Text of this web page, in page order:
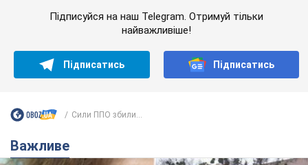
Підписуйся на наш Telegram. Отримуй тільки
найважливіше!
Підписатись Підписатись
Сили ППО збили...
Важливе